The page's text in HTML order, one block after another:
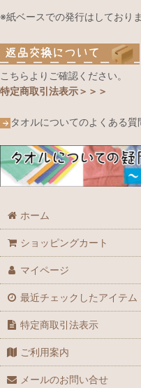
※紙ベースでの発行はしておりま
こちらよりご確認ください。
特定商取引法表示＞＞＞
タオルについてのよくある質
ホーム
ショッピングカート
マイページ
最近チェックしたアイテム
特定商取引法表示
ご利用案内
メールのお問い合せ